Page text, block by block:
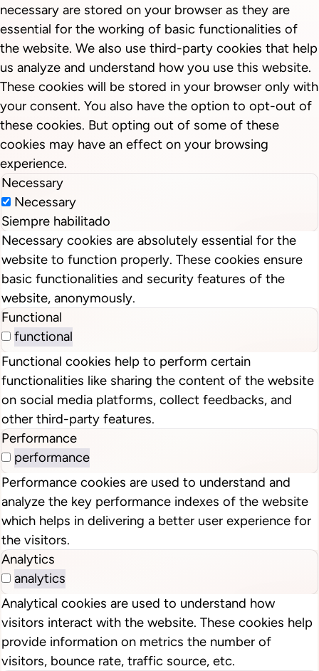
necessary are stored on your browser as they are
essential for the working of basic functionalities of
the website. We also use third-party cookies that help
us analyze and understand how you use this website.
These cookies will be stored in your browser only with
your consent. You also have the option to opt-out of
these cookies. But opting out of some of these
cookies may have an effect on your browsing
experience.
Necessary
Necessary
Siempre habilitado
Necessary cookies are absolutely essential for the
website to function properly. These cookies ensure
basic functionalities and security features of the
website, anonymously.
Functional
functional
Functional cookies help to perform certain
functionalities like sharing the content of the website
on social media platforms, collect feedbacks, and
other third-party features.
Performance
performance
Performance cookies are used to understand and
analyze the key performance indexes of the website
which helps in delivering a better user experience for
the visitors.
Analytics
analytics
Analytical cookies are used to understand how
visitors interact with the website. These cookies help
provide information on metrics the number of
visitors, bounce rate, traffic source, etc.